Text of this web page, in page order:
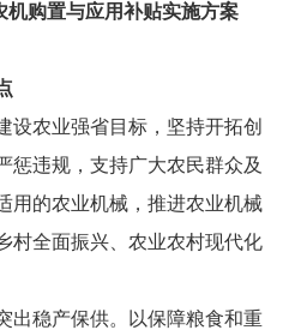
机购置与应用补贴实施方案
设农业强省目标，坚持开拓创
惩违规，支持广大农民群众及
用的农业机械，推进农业机械
村全面振兴、农业农村现代化
出稳产保供。以保障粮食和重